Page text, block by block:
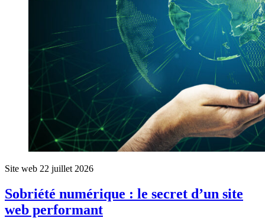
Site web 22 juillet 2026
Sobriété numérique : le secret d’un site
web performant